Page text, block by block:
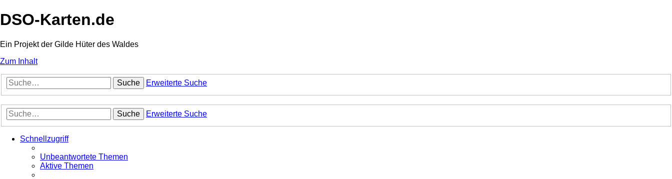
DSO-Karten.de
Ein Projekt der Gilde Hüter des Waldes
Zum Inhalt
Suche Erweiterte Suche
Suche Erweiterte Suche
Schnellzugriff
Unbeantwortete Themen
Aktive Themen